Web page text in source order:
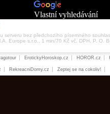
Vlastní vyhledávání
serveru bez předchozího písemného
Europe s.r.o., 1 min/70 Kč vč. DPH, P. O.
ErotickyHoroskop.cz HOROR.cz
RekreacniDomy.cz Zeptej se na cokoliv!